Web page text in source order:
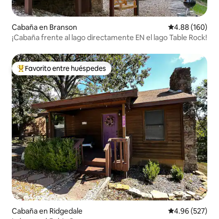
Cabaña en Branson Calificación
4.88 (160)
¡Cabaña frente al lago directamente EN el lago Table Rock!
De los mejores en Favorito entre huéspedes
Favorito entre huéspedes
Cabaña en Ridgedale Calificación
4.96 (527)